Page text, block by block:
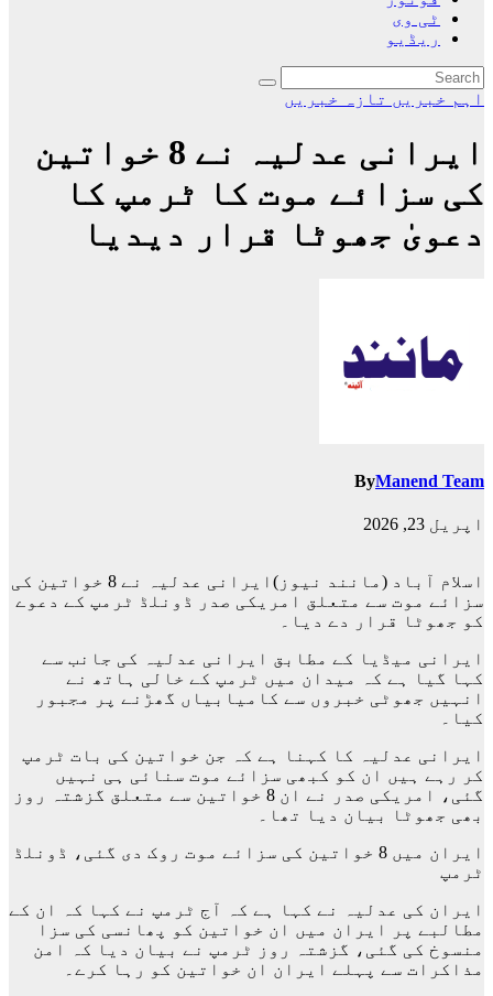
ٹی وی
ریڈیو
اہم خبریں تازہ خبریں
ایرانی عدلیہ نے 8 خواتین
کی سزائے موت کا ٹرمپ کا
دعویٰ جھوٹا قرار دیدیا
ByManend Team
اپریل 23, 2026
اسلام آباد (مانند نیوز)ایرانی عدلیہ نے 8 خواتین کی
سزائے موت سے متعلق امریکی صدر ڈونلڈ ٹرمپ کے دعوے
کو جھوٹا قرار دے دیا۔
ایرانی میڈیا کے مطابق ایرانی عدلیہ کی جانب سے
کہا گیا ہے کہ میدان میں ٹرمپ کے خالی ہاتھ نے
انہیں جھوٹی خبروں سے کامیابیاں گھڑنے پر مجبور
کیا۔
ایرانی عدلیہ کا کہنا ہے کہ جن خواتین کی بات ٹرمپ
کر رہے ہیں ان کو کبھی سزائے موت سنائی ہی نہیں
گئی، امریکی صدر نے ان 8 خواتین سے متعلق گزشتہ روز
بھی جھوٹا بیان دیا تھا۔
ایران میں 8 خواتین کی سزائے موت روک دی گئی، ڈونلڈ
ٹرمپ
ایران کی عدلیہ نے کہا ہے کہ آج ٹرمپ نے کہا کہ ان کے
مطالبے پر ایران میں ان خواتین کو پھانسی کی سزا
منسوخ کی گئی، گزشتہ روز ٹرمپ نے بیان دیا کہ امن
مذاکرات سے پہلے ایران ان خواتین کو رہا کرے۔